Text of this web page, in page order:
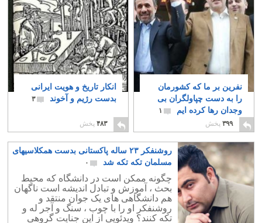
نفرین بر ما که کشورمان
را به دست چپاولگران بی
وجدان رها کرده ایم
۱
۳۹۹ پخش
انکار تاریخ و هویت ایرانی
بدست رژیم و آخوند
۳
۴۸۳ پخش
روشنفکر ۲۳ ساله پاکستانی بدست همکلاسیهای
مسلمان تکه تکه شد
۰
چگونه ممکن است در دانشگاه که محیط
بحث ، آموزش و تبادل اندیشه است ناگهان
هم دانشگاهی های یک جوان منتقد و
روشنفکر او را با چوب ، سنگ و آجر له و
تکه کنند؟ ویدئویی از این جنایت گروهی